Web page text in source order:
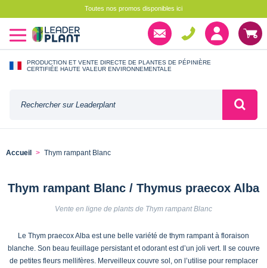
Toutes nos promos disponibles ici
PRODUCTION ET VENTE DIRECTE DE PLANTES DE PÉPINIÈRE
CERTIFIÉE HAUTE VALEUR ENVIRONNEMENTALE
Accueil Thym rampant Blanc
Thym rampant Blanc / Thymus praecox Alba
Vente en ligne de plants de Thym rampant Blanc
Le Thym praecox Alba est une belle variété de thym rampant à floraison
blanche. Son beau feuillage persistant et odorant est d’un joli vert. Il se couvre
de petites fleurs mellifères. Merveilleux couvre sol, on l’utilise pour remplacer